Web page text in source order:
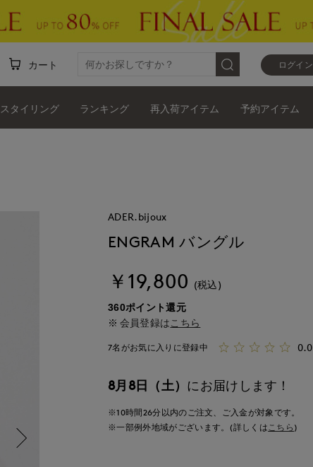
ログイン
カート
スタイリング ランキング 再入荷アイテム 予約アイテム
ADER.bijoux
ENGRAM バングル
￥19,800 (税込)
360ポイント還元
会員登録は こちら
7名がお気に入りに登録中 0.0
8月8日（土） にお届けします！
※10時間26分以内のご注文、ご入金が対象です。
※一部例外地域がございます。(詳しくはこちら )